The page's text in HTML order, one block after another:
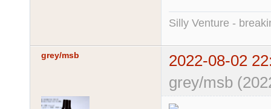
Silly Venture -
grey/msb
2022-08-02
grey/msb